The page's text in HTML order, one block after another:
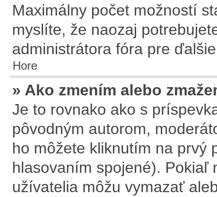
Maximálny počet možností
myslíte, že naozaj
administrátora fóra pre
Hore
» Ako zmením alebo
Je to rovnako ako s
pôvodným autorom,
ho môžete kliknutím na prvý
hlasovaním spojené). Pokiaľ
užívatelia môžu vymazať